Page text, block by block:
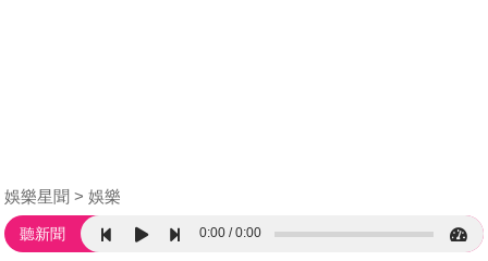
娛樂星聞 娛樂
聽新聞 0:00 0:00